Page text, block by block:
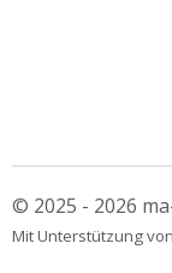
© 2025 - 2026
Mit Unterstützung von